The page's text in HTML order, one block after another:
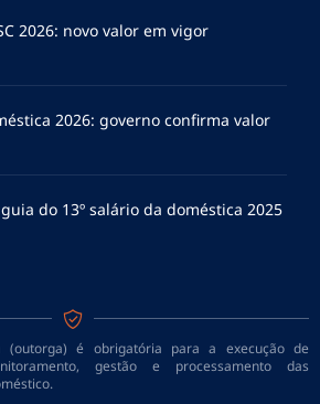
2026: novo valor em vigor
2026: governo confirma valor
do 13º salário da doméstica 2025
(outorga) é obrigatória para a execução de
gestão e processamento das